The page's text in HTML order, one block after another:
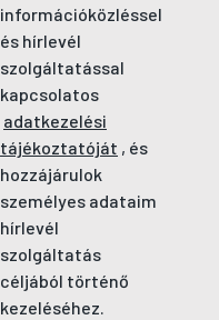
információközléssel
és hírlevél
szolgáltatással
kapcsolatos
adatkezelési
tájékoztatóját , és
hozzájárulok
személyes adataim
hírlevél
szolgáltatás
céljából történő
kezeléséhez.